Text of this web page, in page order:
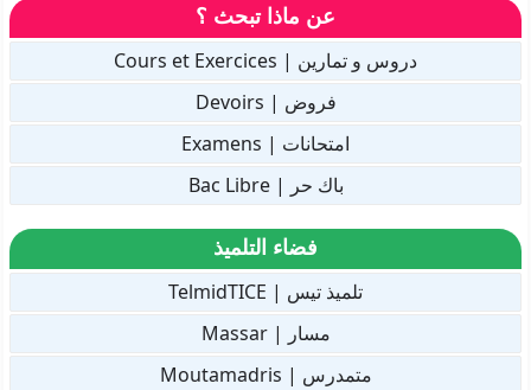
عن ماذا تبحث ؟
دروس و تمارين | Cours et Exercices
فروض | Devoirs
امتحانات | Examens
باك حر | Bac Libre
فضاء التلميذ
تلميذ تيس | TelmidTICE
مسار | Massar
متمدرس | Moutamadris